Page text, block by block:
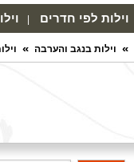
וילות לפי חדרים
וילות בנגב והערבה